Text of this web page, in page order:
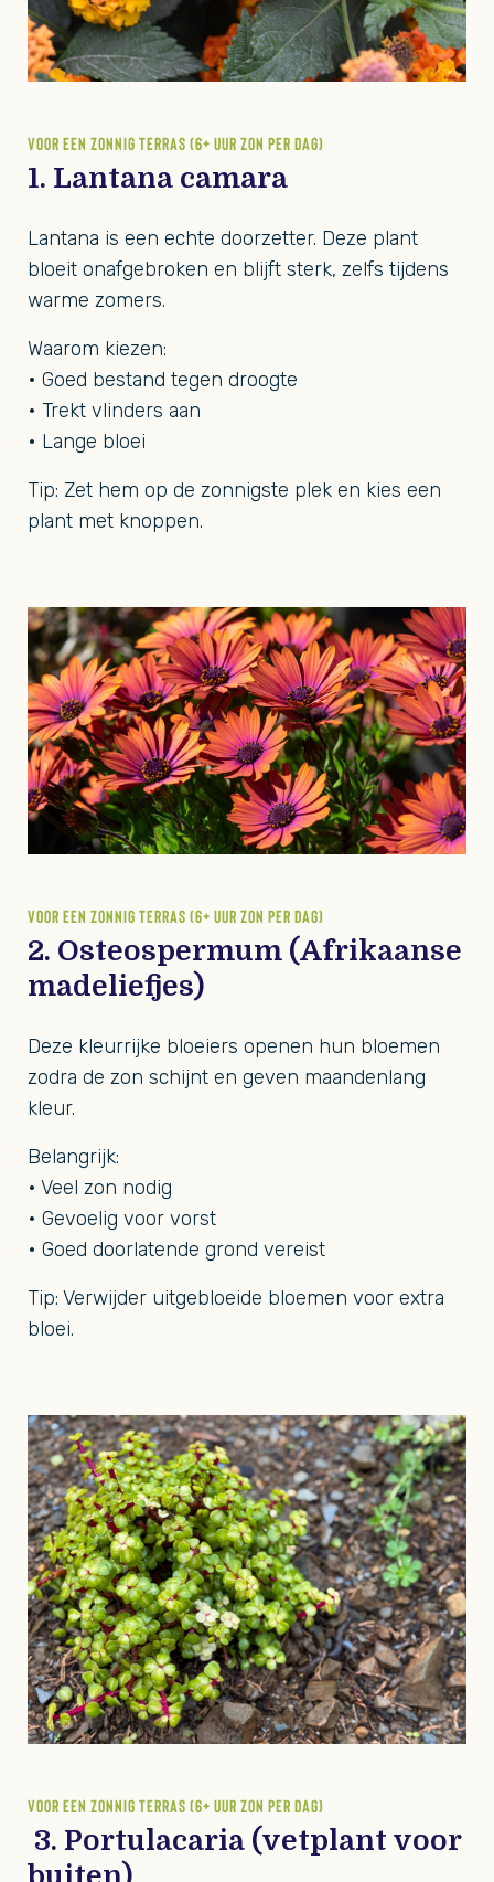
VOOR EEN ZONNIG TERRAS (6+ UUR ZON PER DAG)
1. Lantana camara
Lantana is een echte doorzetter. Deze plant
bloeit onafgebroken en blijft sterk, zelfs tijdens
warme zomers.
Waarom kiezen:
• Goed bestand tegen droogte
• Trekt vlinders aan
• Lange bloei
Tip: Zet hem op de zonnigste plek en kies een
plant met knoppen.
VOOR EEN ZONNIG TERRAS (6+ UUR ZON PER DAG)
2. Osteospermum (Afrikaanse
madeliefjes)
Deze kleurrijke bloeiers openen hun bloemen
zodra de zon schijnt en geven maandenlang
kleur.
Belangrijk:
• Veel zon nodig
• Gevoelig voor vorst
• Goed doorlatende grond vereist
Tip: Verwijder uitgebloeide bloemen voor extra
bloei.
VOOR EEN ZONNIG TERRAS (6+ UUR ZON PER DAG)
3. Portulacaria (vetplant voor